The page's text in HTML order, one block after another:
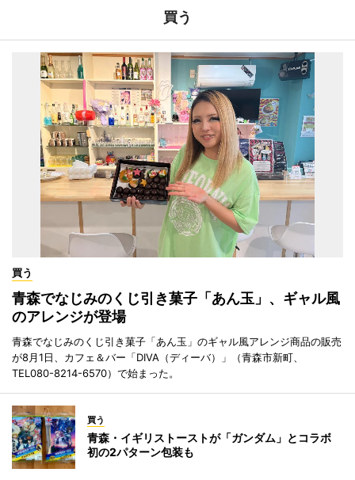
買う
買う
青森でなじみのくじ引き菓子「あん玉」、ギャル風
のアレンジが登場
青森でなじみのくじ引き菓子「あん玉」のギャル風アレンジ商品の販売
が8月1日、カフェ＆バー「DIVA（ディーバ）」（青森市新町、
TEL080-8214-6570）で始まった。
買う
青森・イギリストーストが「ガンダム」とコラボ
初の2パターン包装も